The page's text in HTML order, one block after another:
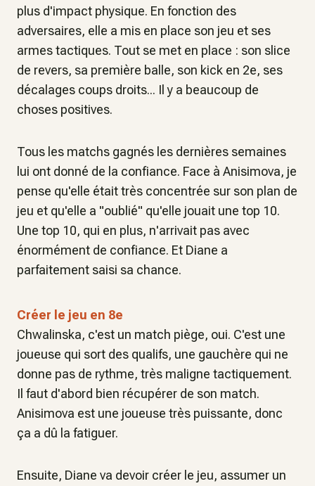
plus d'impact physique. En fonction des
adversaires, elle a mis en place son jeu et ses
armes tactiques. Tout se met en place : son slice
de revers, sa première balle, son kick en 2e, ses
décalages coups droits... Il y a beaucoup de
choses positives.
Tous les matchs gagnés les dernières semaines
lui ont donné de la confiance. Face à Anisimova, je
pense qu'elle était très concentrée sur son plan de
jeu et qu'elle a "oublié" qu'elle jouait une top 10.
Une top 10, qui en plus, n'arrivait pas avec
énormément de confiance. Et Diane a
parfaitement saisi sa chance.
Créer le jeu en 8e
Chwalinska, c'est un match piège, oui. C'est une
joueuse qui sort des qualifs, une gauchère qui ne
donne pas de rythme, très maligne tactiquement.
Il faut d'abord bien récupérer de son match.
Anisimova est une joueuse très puissante, donc
ça a dû la fatiguer.
Ensuite, Diane va devoir créer le jeu, assumer un